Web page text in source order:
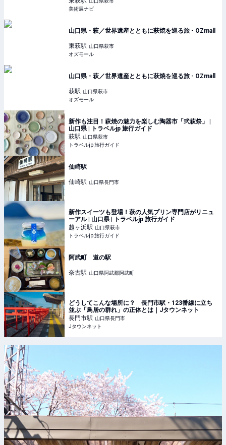
美術展ナビ
山口県・萩／世界遺産とともに萩焼を巡る旅 - OZmall
東萩駅 山口県萩市
オズモール
山口県・萩／世界遺産とともに萩焼を巡る旅 - OZmall
萩駅 山口県萩市
オズモール
新作も注目！萩焼の魅力を楽しむ陶器市「弐萩祭」 |
山口県 | トラベルjp 旅行ガイド
萩駅 山口県萩市
トラベルjp 旅行ガイド
仙崎駅
仙崎駅 山口県長門市
新作スイーツも登場！萩の人気プリン専門店がリニュ
ーアル | 山口県 | トラベルjp 旅行ガイド
越ヶ浜駅 山口県萩市
トラベルjp 旅行ガイド
阿武町 道の駅
奈古駅 山口県阿武郡阿武町
どうしてこんな場所に？ 長門市駅・123番線に立ち
並ぶ「鳥居の群れ」の正体とは｜Jタウンネット
長門市駅 山口県長門市
Jタウンネット